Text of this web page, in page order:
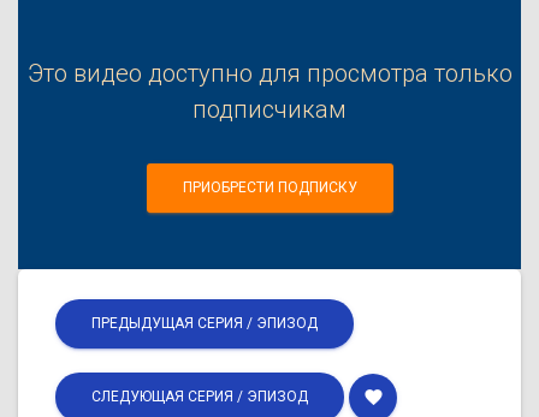
Это видео доступно для просмотра только
подписчикам
ПРИОБРЕСТИ ПОДПИСКУ
ПРЕДЫДУЩАЯ СЕРИЯ / ЭПИЗОД
СЛЕДУЮЩАЯ СЕРИЯ / ЭПИЗОД favorite